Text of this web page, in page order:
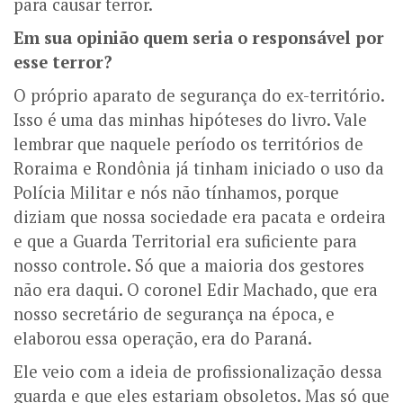
Em sua opinião quem seria o responsável por
esse terror?
O próprio aparato de segurança do ex-território.
Isso é uma das minhas hipóteses do livro. Vale
lembrar que naquele período os territórios de
Roraima e Rondônia já tinham iniciado o uso da
Polícia Militar e nós não tínhamos, porque
diziam que nossa sociedade era pacata e ordeira
e que a Guarda Territorial era suficiente para
nosso controle. Só que a maioria dos gestores
não era daqui. O coronel Edir Machado, que era
nosso secretário de segurança na época, e
elaborou essa operação, era do Paraná.
Ele veio com a ideia de profissionalização dessa
guarda e que eles estariam obsoletos. Mas só que